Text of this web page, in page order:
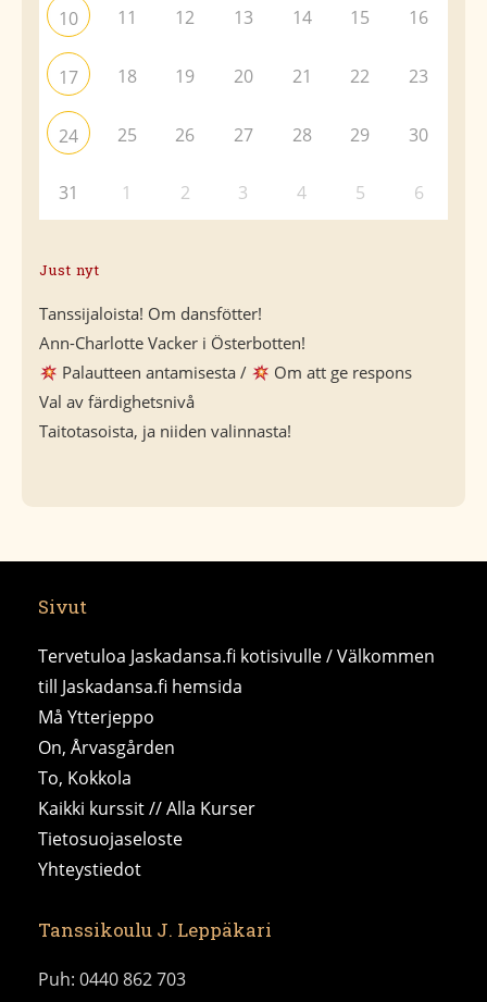
10 11 12 13 14 15 16
17 18 19 20 21 22 23
24 25 26 27 28 29 30
31 1 2 3 4 5 6
Just nyt
Tanssijaloista! Om dansfötter!
Ann-Charlotte Vacker i Österbotten!
Palautteen antamisesta /
Om att ge respons
Val av färdighetsnivå
Taitotasoista, ja niiden valinnasta!
Sivut
Tervetuloa Jaskadansa.fi kotisivulle / Välkommen
till Jaskadansa.fi hemsida
Må Ytterjeppo
On, Årvasgården
To, Kokkola
Kaikki kurssit // Alla Kurser
Tietosuojaseloste
Yhteystiedot
Tanssikoulu J. Leppäkari
Puh: 0440 862 703